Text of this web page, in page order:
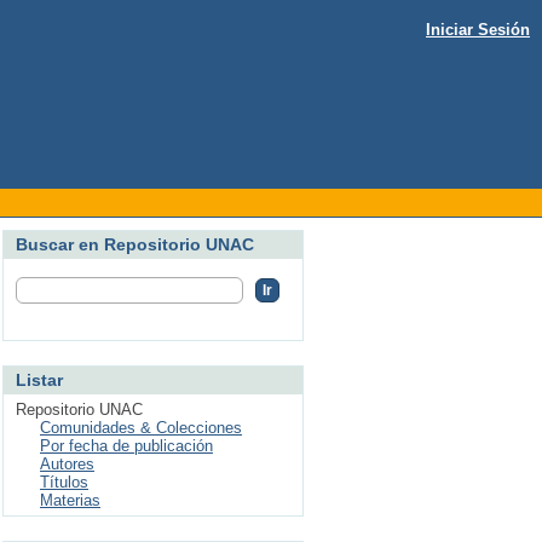
Iniciar Sesión
Buscar en Repositorio UNAC
Listar
Repositorio UNAC
Comunidades & Colecciones
Por fecha de publicación
Autores
Títulos
Materias